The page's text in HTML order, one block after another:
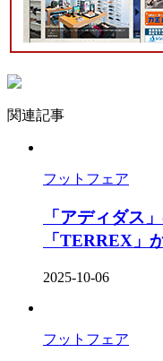
関連記事
フットフェア
「アディダス
「TERREX」
2025-10-06
フットフェア